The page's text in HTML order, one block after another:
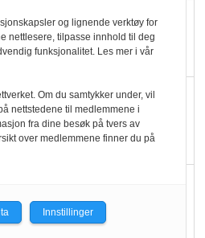
kylling og 98
bransjen i
Stadig større
og lignende verktøy for
nettlesere, tilpasse innhold til deg
funksjonalitet. Les mer i vår
Om du samtykker under, vil
nettstedene til medlemmene i
fra dine besøk på tvers av
over medlemmene finner du på
Innstillinger